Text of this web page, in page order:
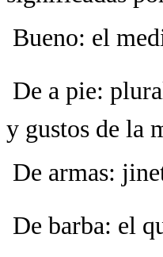
 Bueno: el
 De a pie:
y gustos de la
 De armas:
 De barba: el